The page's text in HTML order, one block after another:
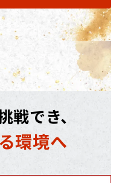
戦でき、
環境へ